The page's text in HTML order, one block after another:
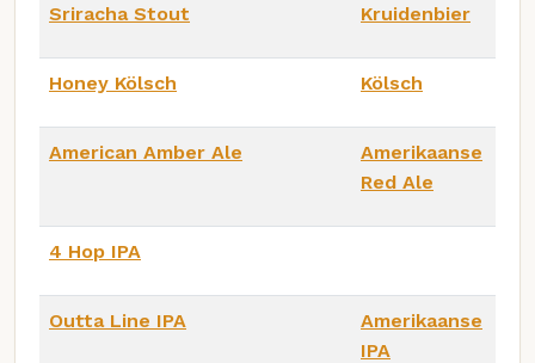
Sriracha Stout Kruidenbier
Honey Kölsch Kölsch
American Amber Ale
Amerikaanse
Red Ale
4 Hop IPA
Outta Line IPA
Amerikaanse
IPA